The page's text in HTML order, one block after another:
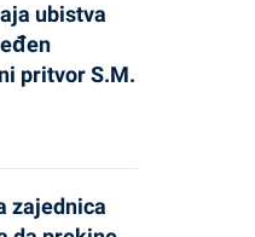
ubistva
pritvor S.M.
zajednica